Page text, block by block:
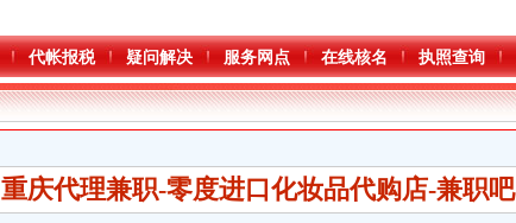
代帐报税 疑问解决 服务网点 在线核名 执照查询
重庆代理兼职-零度进口化妆品代购店-兼职吧